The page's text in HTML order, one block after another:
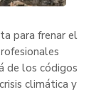
para frenar el
de los códigos
climática y